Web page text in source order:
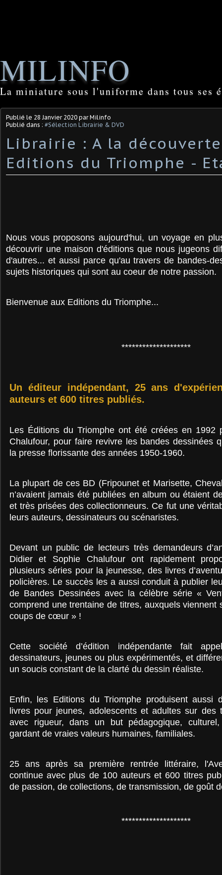
MILINFO
La miniature sous l'uniforme dans tous ses
Publié le 28 Janvier 2020 par Milinfo
Publié dans : #Sélection Librairie & DVD
Librairie : A la
Editions du Triomphe -
Nous vous proposons aujourd'hui, un voyage en
découvrir une maison d'éditions que nous jugeons
d'autres... et aussi parce qu'au travers de bandes-
sujets historiques qui sont au coeur de notre passion.
Bienvenue aux Editions du Triomphe...
********************
Un éditeur indépendant, 25 ans
auteurs et 600 titres publiés.
Les Éditions du Triomphe ont été créées en 1992
Chalufour, pour faire revivre les bandes dessinées
la presse florissante des années 1950-1960.
La plupart de ces BD (Fripounet et Marisette,
n’avaient jamais été publiées en album ou étaient
et très prisées des collectionneurs. Ce fut une
leurs auteurs, dessinateurs ou scénaristes.
Devant un public de lecteurs très demandeurs
Didier et Sophie Chalufour ont rapidement
plusieurs séries pour la jeunesse, des livres
policières. Le succès les a aussi conduit à publier
de Bandes Dessinées avec la célèbre série «
comprend une trentaine de titres, auxquels
coups de cœur » !
Cette société d’édition indépendante fait
dessinateurs, jeunes ou plus expérimentés, et
un soucis constant de la clarté du dessin réaliste.
Enfin, les Editions du Triomphe produisent aussi
livres pour jeunes, adolescents et adultes sur des
avec rigueur, dans un but pédagogique,
gardant de vraies valeurs humaines, familiales.
25 ans après sa première rentrée littéraire,
continue avec plus de 100 auteurs et 600 titres
de passion, de collections, de transmission, de goût
********************